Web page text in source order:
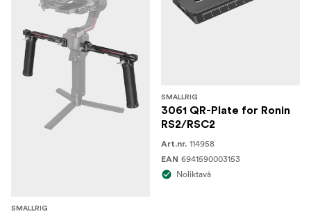
SMALLRIG
SMALLRIG
3061 QR-Plate for Ronin
RS2/RSC2
Art.nr. 114958
EAN 6941590003153
Noliktavā